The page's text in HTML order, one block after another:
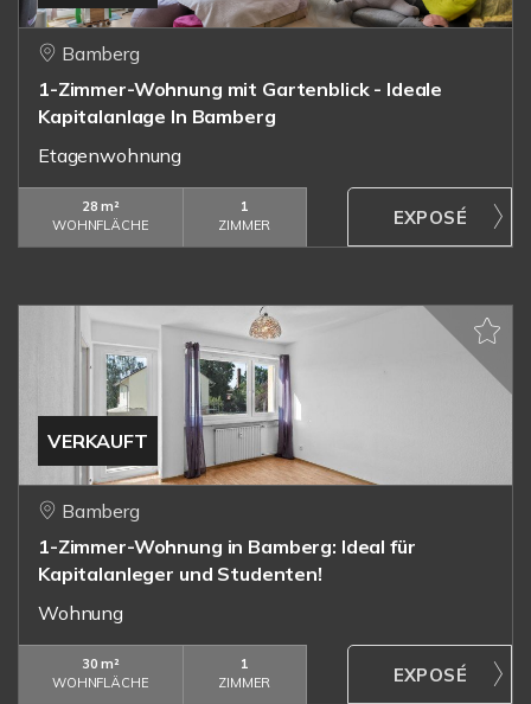
Bamberg
1-Zimmer-Wohnung mit Gartenblick - Ideale
Kapitalanlage In Bamberg
Etagenwohnung
28 m²
WOHNFLÄCHE
1
ZIMMER
VERKAUFT
Bamberg
1-Zimmer-Wohnung in Bamberg: Ideal für
Kapitalanleger und Studenten!
Wohnung
30 m²
WOHNFLÄCHE
1
ZIMMER